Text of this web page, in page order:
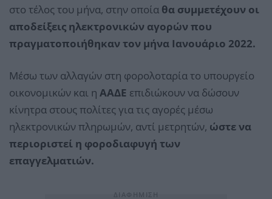
στο τέλος του μήνα, στην οποία θα συμμετέχουν οι
αποδείξεις ηλεκτρονικών αγορών που
πραγματοποιήθηκαν τον μήνα Ιανουάριο 2022.
Μέσω των αλλαγών στη φορολοταρία το υπουργείο
οικονομικών και η ΑΑΔΕ επιδιώκουν να δώσουν
κίνητρα στους πολίτες για τις αγορές μέσω
ηλεκτρονικών πληρωμών, αντί μετρητών, ώστε να
περιοριστεί η φοροδιαφυγή των
επαγγελματιών.